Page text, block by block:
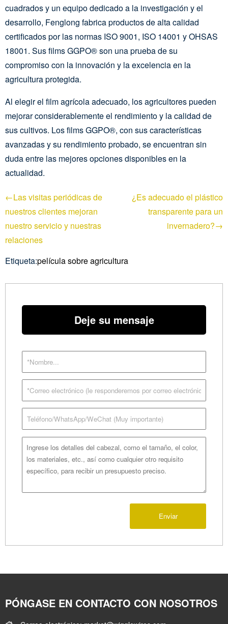
cuadrados y un equipo dedicado a la investigación y el
desarrollo, Fenglong fabrica productos de alta calidad
certificados por las normas ISO 9001, ISO 14001 y OHSAS
18001. Sus films GGPO® son una prueba de su
compromiso con la innovación y la excelencia en la
agricultura protegida.
Al elegir el film agrícola adecuado, los agricultores pueden
mejorar considerablemente el rendimiento y la calidad de
sus cultivos. Los films GGPO®, con sus características
avanzadas y su rendimiento probado, se encuentran sin
duda entre las mejores opciones disponibles en la
actualidad.
←Las visitas periódicas de
nuestros clientes mejoran
nuestro servicio y nuestras
relaciones
¿Es adecuado el plástico
transparente para un
invernadero?→
Etiqueta:película sobre agricultura
Deje su mensaje
Enviar
PÓNGASE EN CONTACTO CON NOSOTROS